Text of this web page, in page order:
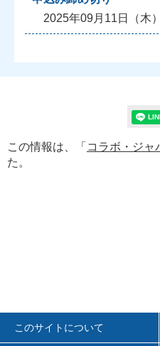
2025年09月11日（木
この情報は、「 コラボ・ジャ
た。
このサイトについて